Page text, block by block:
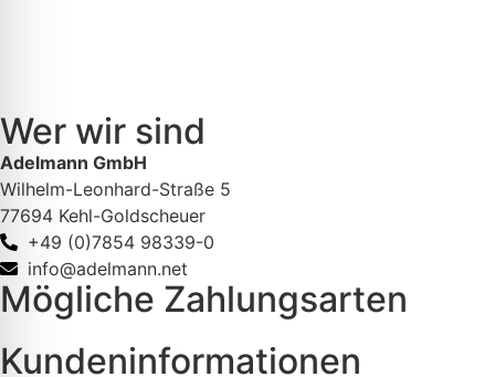
Wer wir sind
Adelmann GmbH
Wilhelm-Leonhard-Straße 5
77694 Kehl-Goldscheuer
+49 (0)7854 98339-0
info@adelmann.net
Mögliche Zahlungsarten
Kundeninformationen